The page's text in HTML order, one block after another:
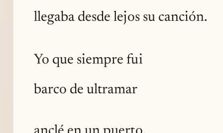
llegaba desde lejos su canción.
Yo que siempre fui
barco de ultramar